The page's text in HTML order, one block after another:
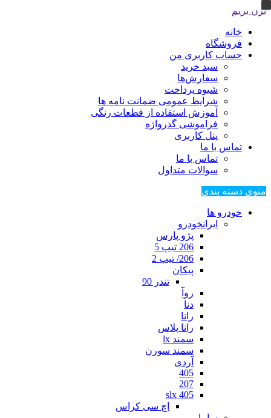
بزن بریم
خانه
فروشگاه
حساب کاربری من
سبد خرید
سفارش‌ها
شیوه پرداخت
شرایط عمومی ضمانت نامه ها
آموزش استفاده از قطعات رنگی
فراموشی گذرواژه
پنل کاربری
تماس با ما
تماس با ما
سوالات متداول
منوی دسته بندی
خودرو ها
ایرانخودرو
پژو پارس
206 تیپ 5
206/ تیپ 2
پیکان
تندر 90
روآ
دنا
رانا
رانا پلاس
سمند lx
سمند سورن
آردی
405
207
405 slx
اچ سی کراس